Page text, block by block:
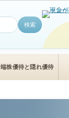
端株優待と隠れ優待